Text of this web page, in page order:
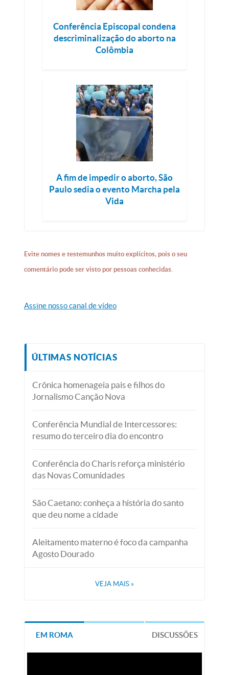
Conferência Episcopal condena
descriminalização do aborto na
Colômbia
A fim de impedir o aborto, São
Paulo sedia o evento Marcha pela
Vida
Evite nomes e testemunhos muito explícitos, pois o seu
comentário pode ser visto por pessoas conhecidas.
Assine nosso canal de vídeo
ÚLTIMAS NOTÍCIAS
Crônica homenageia pais e filhos do
Jornalismo Canção Nova
Conferência Mundial de Intercessores:
resumo do terceiro dia do encontro
Conferência do Charis reforça ministério
das Novas Comunidades
São Caetano: conheça a história do santo
que deu nome a cidade
Aleitamento materno é foco da campanha
Agosto Dourado
VEJA MAIS »
EM ROMA DISCUSSÕES